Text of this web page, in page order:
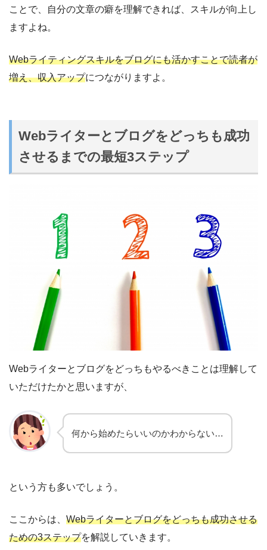
ことで、自分の文章の癖を理解できれば、スキルが向上し
ますよね。
Webライティングスキルをブログにも活かすことで読者が
増え、収入アップにつながりますよ。
Webライターとブログをどっちも成功
させるまでの最短3ステップ
Webライターとブログをどっちもやるべきことは理解して
いただけたかと思いますが、
何から始めたらいいのかわからない…
という方も多いでしょう。
ここからは、 Webライターとブログをどっちも成功させる
ための3ステップを解説していきます。